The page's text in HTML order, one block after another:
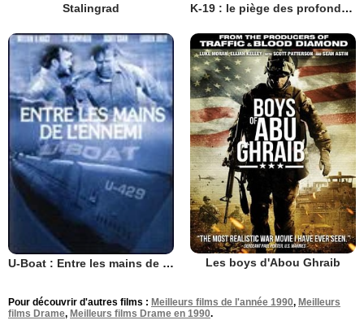
Stalingrad K-19 : le piège des profondeurs
U-Boat : Entre les mains de l'ennemi Les boys d'Abou Ghraib
Pour découvrir d'autres films : Meilleurs films de l'année 1990, Meilleurs
films Drame, Meilleurs films Drame en 1990.